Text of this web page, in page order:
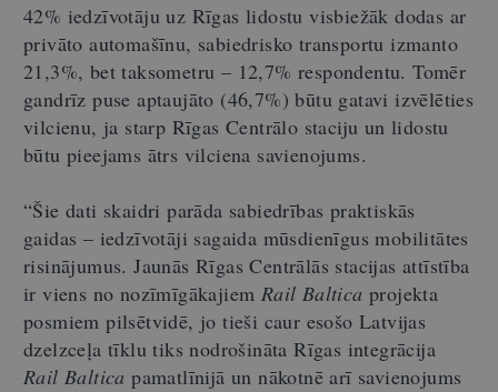
42% iedzīvotāju uz Rīgas lidostu visbiežāk dodas ar
privāto automašīnu, sabiedrisko transportu izmanto
21,3%, bet taksometru – 12,7% respondentu. Tomēr
gandrīz puse aptaujāto (46,7%) būtu gatavi izvēlēties
vilcienu, ja starp Rīgas Centrālo staciju un lidostu
būtu pieejams ātrs vilciena savienojums.
“Šie dati skaidri parāda sabiedrības praktiskās
gaidas – iedzīvotāji sagaida mūsdienīgus mobilitātes
risinājumus. Jaunās Rīgas Centrālās stacijas attīstība
ir viens no nozīmīgākajiem Rail Baltica projekta
posmiem pilsētvidē, jo tieši caur esošo Latvijas
dzelzceļa tīklu tiks nodrošināta Rīgas integrācija
Rail Baltica pamatlīnijā un nākotnē arī savienojums